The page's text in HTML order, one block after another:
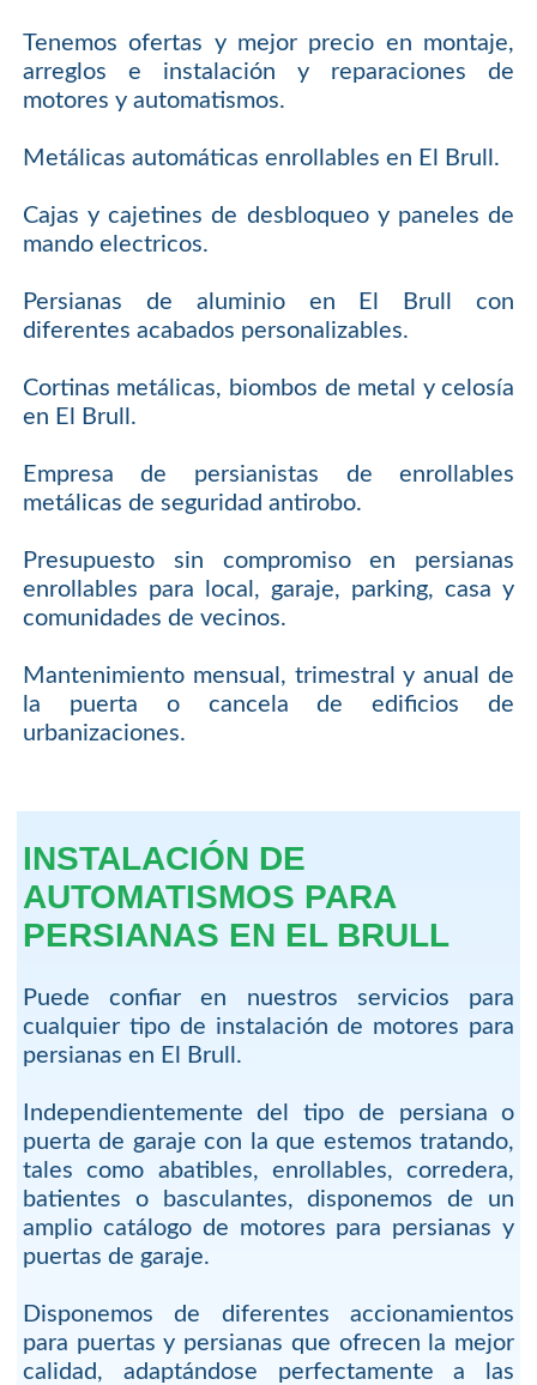
Tenemos ofertas y mejor precio en montaje,
arreglos e instalación y reparaciones de
motores y automatismos.
Metálicas automáticas enrollables en El Brull.
Cajas y cajetines de desbloqueo y paneles de
mando electricos.
Persianas de aluminio en El Brull con
diferentes acabados personalizables.
Cortinas metálicas, biombos de metal y celosía
en El Brull.
Empresa de persianistas de enrollables
metálicas de seguridad antirobo.
Presupuesto sin compromiso en persianas
enrollables para local, garaje, parking, casa y
comunidades de vecinos.
Mantenimiento mensual, trimestral y anual de
la puerta o cancela de edificios de
urbanizaciones.
INSTALACIÓN DE
AUTOMATISMOS PARA
PERSIANAS EN EL BRULL
Puede confiar en nuestros servicios para
cualquier tipo de instalación de motores para
persianas en El Brull.
Independientemente del tipo de persiana o
puerta de garaje con la que estemos tratando,
tales como abatibles, enrollables, corredera,
batientes o basculantes, disponemos de un
amplio catálogo de motores para persianas y
puertas de garaje.
Disponemos de diferentes accionamientos
para puertas y persianas que ofrecen la mejor
calidad, adaptándose perfectamente a las